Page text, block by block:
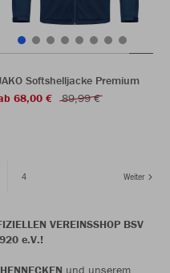
Softshelljacke Premium
68,00 €
89,99 €
4 Weiter
VEREINSSHOP BSV
e.V.!
und unserem